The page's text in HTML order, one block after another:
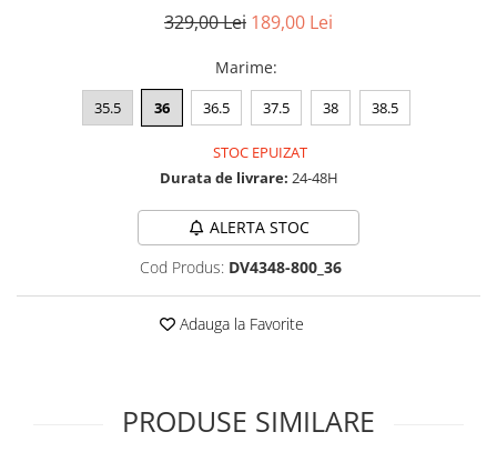
329,00 Lei 189,00 Lei
Marime:
35.5 36 36.5 37.5 38 38.5
STOC EPUIZAT
Durata de livrare: 24-48H
ALERTA STOC
Cod Produs: DV4348-800_36
Adauga la Favorite
PRODUSE SIMILARE